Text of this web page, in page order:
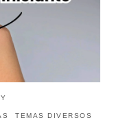
TEMAS DIVERSOS